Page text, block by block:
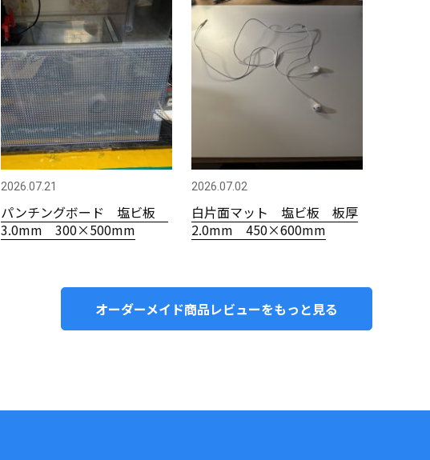
2026.07.21
パンチングボード 塩ビ板
3.0mm 300×500mm
2026.07.02
白片面マット 塩ビ板 板厚
2.0mm 450×600mm
オーダーメイド商品レビューをもっと見る